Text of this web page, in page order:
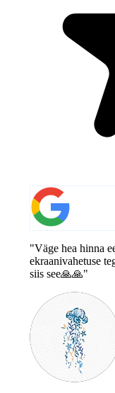
"Väge hea hinna
ekraanivahetuse
siis see🙏🙏"